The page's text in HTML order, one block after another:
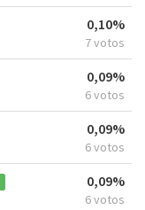
0,10%
7 votos
0,09%
6 votos
0,09%
6 votos
0,09%
6 votos